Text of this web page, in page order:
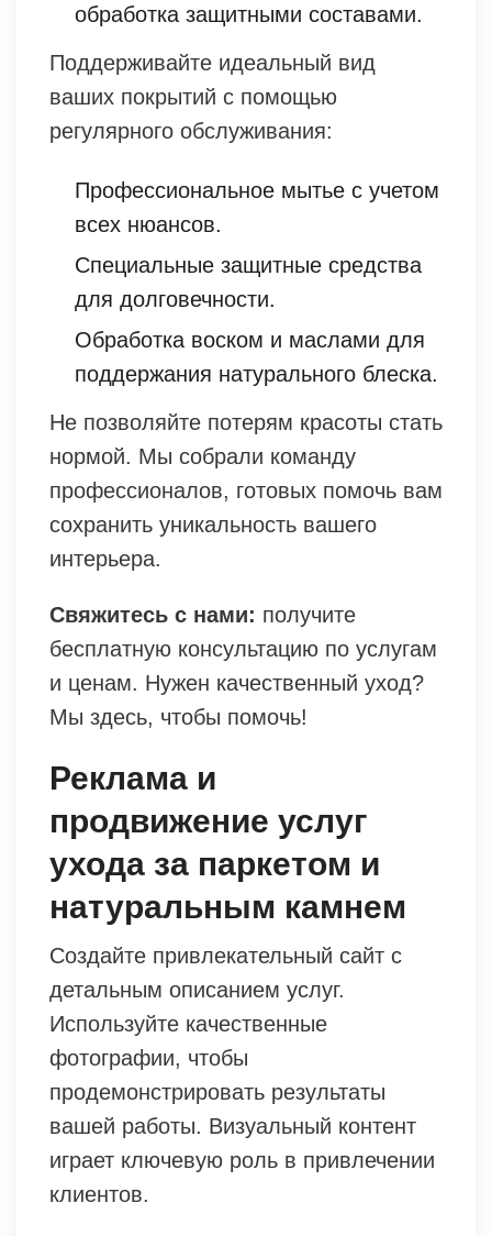
обработка защитными составами.
Поддерживайте идеальный вид
ваших покрытий с помощью
регулярного обслуживания:
Профессиональное мытье с учетом
всех нюансов.
Специальные защитные средства
для долговечности.
Обработка воском и маслами для
поддержания натурального блеска.
Не позволяйте потерям красоты стать
нормой. Мы собрали команду
профессионалов, готовых помочь вам
сохранить уникальность вашего
интерьера.
Свяжитесь с нами: получите
бесплатную консультацию по услугам
и ценам. Нужен качественный уход?
Мы здесь, чтобы помочь!
Реклама и
продвижение услуг
ухода за паркетом и
натуральным камнем
Создайте привлекательный сайт с
детальным описанием услуг.
Используйте качественные
фотографии, чтобы
продемонстрировать результаты
вашей работы. Визуальный контент
играет ключевую роль в привлечении
клиентов.